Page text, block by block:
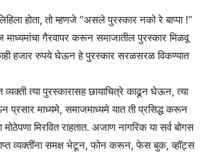
होता, तो म्हणजे “असले पुरस्कार नको रे बाप्पा !”
गैरवापर करून समाजातील पुरस्कार मिळवू
हजार रुपये घेऊन हे पुरस्कार सरळसरळ विकण्यात
व्यक्ती त्या पुरस्कारासह छायाचित्रे काढून घेऊन, त्या
प्रसार माध्यमे, समाजमाध्यमे यात ती प्रसिद्ध करून
मिरवित राहतात. अजाण नागरिक या सर्व बोगस
व्यक्तींना समक्ष भेटून, फोन करून, फेस बुक, व्हॉट्स